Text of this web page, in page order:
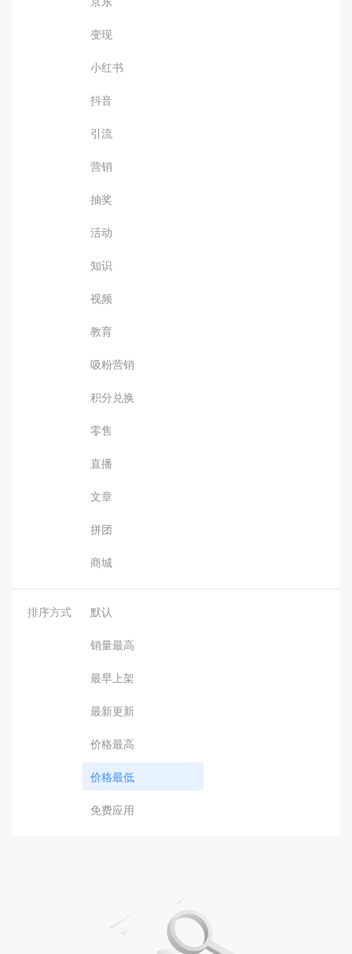
变现
小红书
抖音
引流
营销
抽奖
活动
知识
视频
教育
吸粉营销
积分兑换
零售
直播
文章
拼团
商城
排序方式 默认
销量最高
最早上架
最新更新
价格最高
价格最低
免费应用